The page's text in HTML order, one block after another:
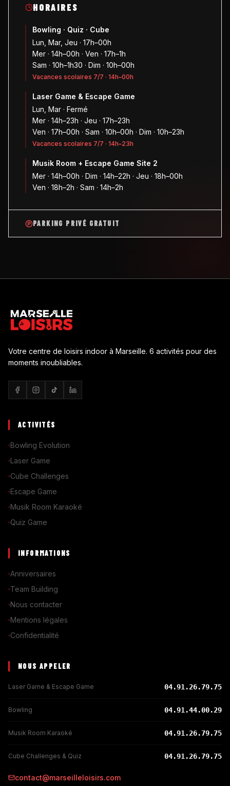
HORAIRES
Bowling · Quiz · Cube
Lun, Mar, Jeu · 17h–00h
Mer · 14h–00h · Ven · 17h–1h
Sam · 10h–1h30 · Dim · 10h–00h
Vacances scolaires 7/7 · 14h–00h
Laser Game & Escape Game
Lun, Mar · Fermé
Mer · 14h–23h · Jeu · 17h–23h
Ven · 17h–00h · Sam · 10h–00h · Dim · 10h–23h
Vacances scolaires 7/7 · 14h–23h
Musik Room + Escape Game Site 2
Mer · 14h–00h · Dim · 14h–22h · Jeu · 18h–00h
Ven · 18h–2h · Sam · 14h–2h
PARKING PRIVÉ GRATUIT
Votre centre de loisirs indoor à Marseille. 6 activités pour des
moments inoubliables.
ACTIVITÉS
Bowling Evolution
Laser Game
Cube Challenges
Escape Game
Musik Room Karaoké
Quiz Game
INFORMATIONS
Anniversaires
Team Building
Nous contacter
Mentions légales
Confidentialité
NOUS APPELER
Laser Game & Escape Game 04.91.26.79.75
Bowling 04.91.44.00.29
Musik Room Karaoké 04.91.26.79.75
Cube Challenges & Quiz 04.91.26.79.75
contact@marseilleloisirs.com